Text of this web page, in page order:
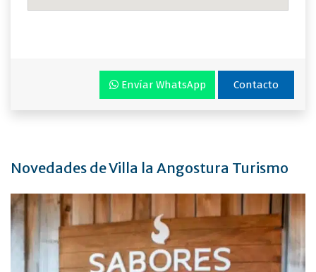
Envíar WhatsApp Contacto
Novedades de Villa la Angostura Turismo